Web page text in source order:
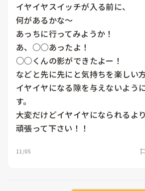
イヤイヤスイッチが入る前に、
何があるかな〜
あっちに行ってみようか！
あ、○○あったよ！
○○くんの影ができたよー！
などと先に先にと気持ちを楽しい
イヤイヤになる隙を与えないよう
す。
大変だけどイヤイヤになられるよ
頑張って下さい！！
11/05